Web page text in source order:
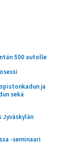
500 autolle
ja
sekä
-seminaari